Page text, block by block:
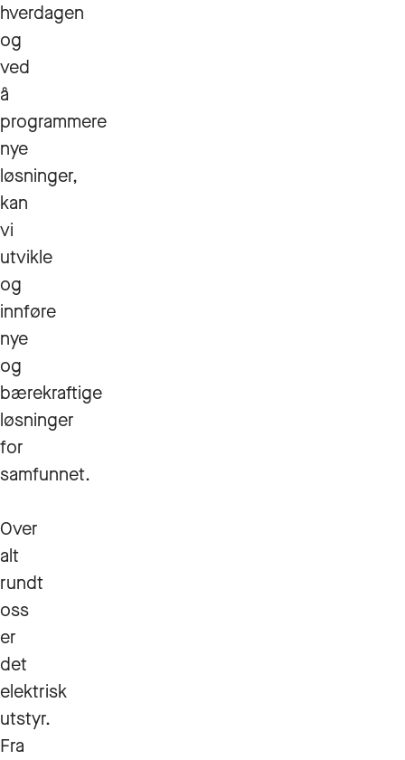
hverdagen
og
ved
å
programmere
nye
løsninger,
kan
vi
utvikle
og
innføre
nye
og
bærekraftige
løsninger
for
samfunnet.
Over
alt
rundt
oss
er
det
elektrisk
utstyr.
Fra